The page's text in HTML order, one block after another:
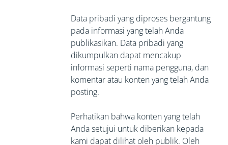
Data pribadi yang diproses bergantung
pada informasi yang telah Anda
publikasikan. Data pribadi yang
dikumpulkan dapat mencakup
informasi seperti nama pengguna, dan
komentar atau konten yang telah Anda
posting.
Perhatikan bahwa konten yang telah
Anda setujui untuk diberikan kepada
kami dapat dilihat oleh publik. Oleh